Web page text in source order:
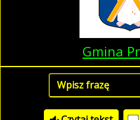
Gmina